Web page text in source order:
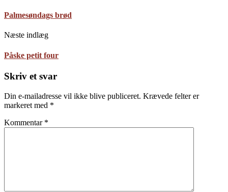
Palmesøndags brød
Næste indlæg
Påske petit four
Skriv et svar
Din e-mailadresse vil ikke blive publiceret. Krævede felter er
markeret med *
Kommentar *